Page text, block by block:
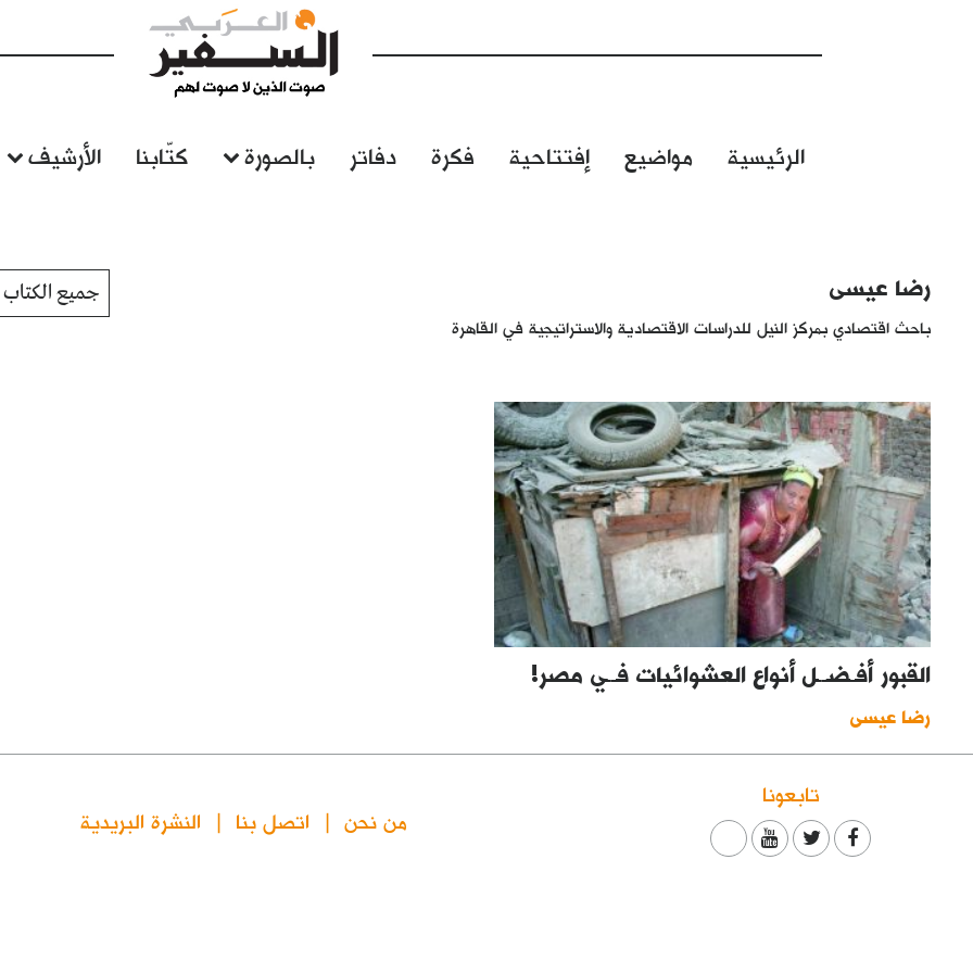
الرئيسية مواضيع إفتتاحية فكرة دفاتر بالصورة كتّابنا الأرشيف
رضا عيسى
باحث اقتصادي بمركز النيل للدراسات الاقتصادية والاستراتيجية في القاهرة
جميع الكتاب
القبور أفـضــل أنواع العشوائيات فــي مصر!
رضا عيسى
تابعونا
من نحن
اتصل بنا النشرة البريدية